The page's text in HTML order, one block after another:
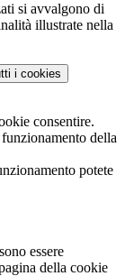
si avvalgono di
illustrate nella
i cookies
consentire.
della
potete
essere
della cookie